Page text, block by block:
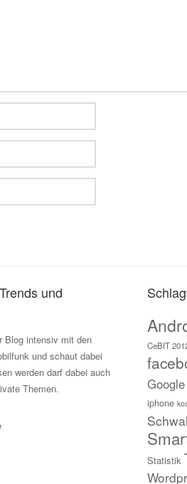
und
Blog intensiv mit den
und schaut dabei
werden darf dabei auch
Themen.
CeBIT
Google
iphone
Statistik